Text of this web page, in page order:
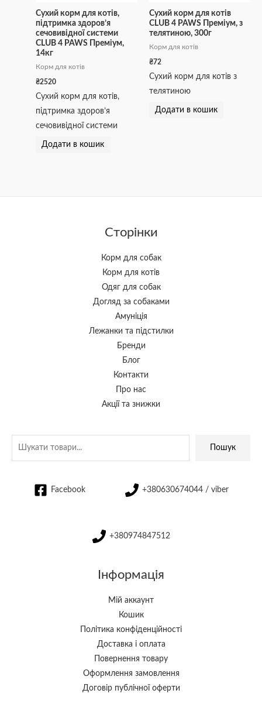
Сухий корм для котів,
підтримка здоров’я
сечовивідної системи
CLUB 4 PAWS Преміум,
14кг
Корм для котів
₴2520
Сухий корм для котів,
підтримка здоров’я
сечовивідної системи
Додати в кошик
Сухий корм для котів
CLUB 4 PAWS Преміум, з
телятиною, 300г
Корм для котів
₴72
Сухий корм для котів з
телятиною
Додати в кошик
Сторінки
Корм для собак
Корм для котів
Одяг для собак
Догляд за собаками
Амуніція
Лежанки та підстилки
Бренди
Блог
Контакти
Про нас
Акції та знижки
Пошук
Facebook +380630674044 / viber
+380974847512
Інформація
Мій аккаунт
Кошик
Політика конфіденційності
Доставка і оплата
Повернення товару
Оформлення замовлення
Договір публічної оферти